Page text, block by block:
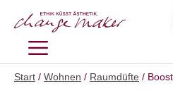
Inhalt
MENÜ
Start / Wohnen / Raumdüfte / Boost